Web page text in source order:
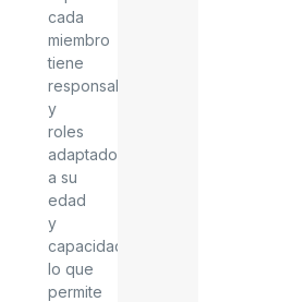
cada
miembro
tiene
responsabilidades
y
roles
adaptados
a su
edad
y
capacidades,
lo que
permite